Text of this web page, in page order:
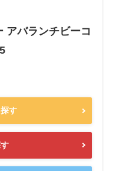
アバランチビーコ
す